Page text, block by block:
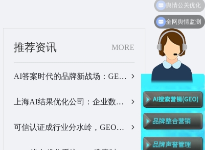
推荐资讯 MORE
AI答案时代的品牌新战场：GEO公司选型逻辑与实战观察…
上海AI结果优化公司：企业数字化品牌曝光落地全解析…
可信认证成行业分水岭，GEO优化服务商推荐名单有了新答案…
全网舆情监测